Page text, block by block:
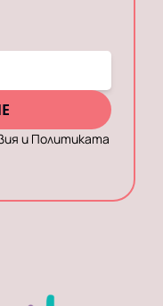
и Политиката